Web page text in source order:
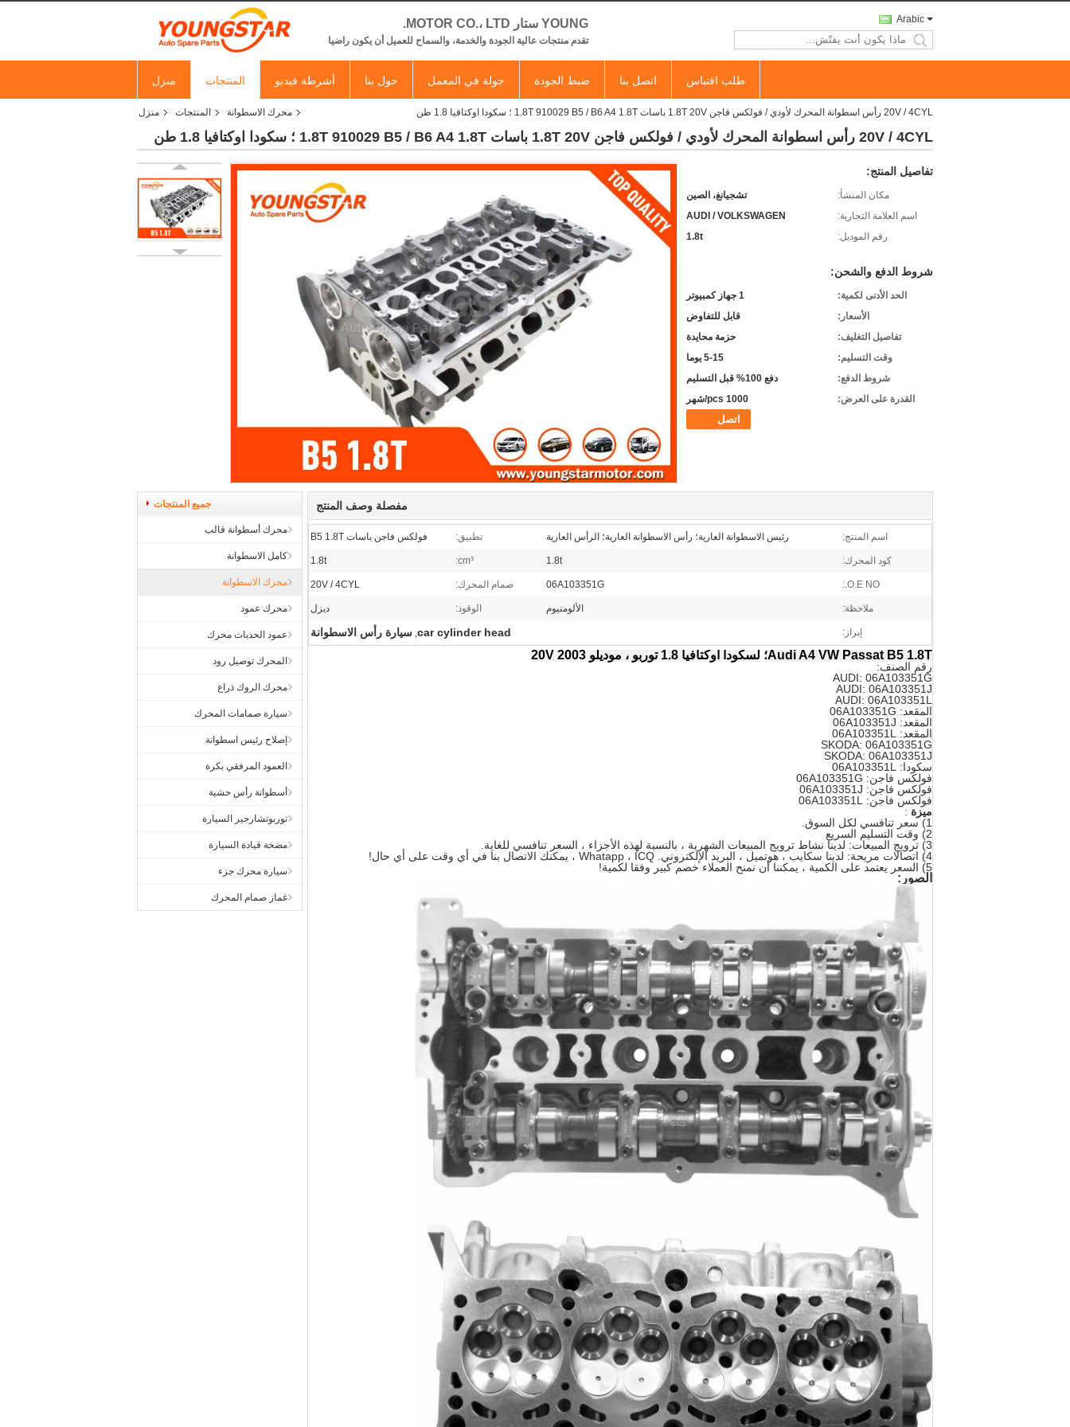
YOUNG ستار MOTOR CO.، LTD.
تقدم منتجات عالية الجودة والخدمة، والسماح للعميل أن يكون راضيا
Arabic
search
منزل المنتجات أشرطة فيديو حول بنا جولة في المعمل ضبط الجودة اتصل بنا طلب اقتباس
منزل المنتجات محرك الاسطوانة 20V / 4CYL رأس اسطوانة المحرك لأودي / فولكس فاجن 1.8T 20V باسات 1.8T 910029 B5 / B6 A4 1.8T ؛ سكودا اوكتافيا 1.8 طن
20V / 4CYL رأس اسطوانة المحرك لأودي / فولكس فاجن 1.8T 20V باسات 1.8T 910029 B5 / B6 A4 1.8T ؛ سكودا اوكتافيا 1.8 طن
تفاصيل المنتج:
مكان المنشأ:
تشجيانغ، الصين
اسم العلامة التجارية:
AUDI / VOLKSWAGEN
رقم الموديل:
1.8t
شروط الدفع والشحن:
الحد الأدنى لكمية:
1 جهاز كمبيوتر
الأسعار:
قابل للتفاوض
تفاصيل التغليف:
حزمة محايدة
وقت التسليم:
5-15 يوما
شروط الدفع:
دفع 100% قبل التسليم
القدرة على العرض:
1000 pcs/شهر
اتصل
جميع المنتجات
محرك أسطوانة قالب
كامل الاسطوانة
محرك الاسطوانة
محرك عمود
عمود الحدبات محرك
المحرك توصيل رود
محرك الروك ذراع
سيارة صمامات المحرك
إصلاح رئيس اسطوانة
العمود المرفقي بكرة
أسطوانة رأس حشية
توربوتشارجير السيارة
مضخة قيادة السيارة
سيارة محرك جزء
غماز صمام المحرك
مفصلة وصف المنتج
اسم المنتج: رئيس الاسطوانة العارية؛ رأس الاسطوانة العارية؛ الرأس العارية تطبيق: فولكس فاجن باسات B5 1.8T
كود المحرك: 1.8t
cm³:
1.8t
O.E NO.:
06A103351G صمام المحرك: 20V / 4CYL
ملاحظة: الألومنيوم الوقود: ديزل
إبراز: car cylinder head
, سيارة رأس الاسطوانة
Audi A4 VW Passat B5 1.8T؛ لسكودا اوكتافيا 1.8 توربو ، موديلو 2003 20V
رقم الصنف:
AUDI: 06A103351G
AUDI: 06A103351J
AUDI: 06A103351L
المقعد: 06A103351G
المقعد: 06A103351J
المقعد: 06A103351L
SKODA: 06A103351G
SKODA: 06A103351J
سكودا: 06A103351L
فولكس فاجن: 06A103351G
فولكس فاجن: 06A103351J
فولكس فاجن: 06A103351L
ميزة :
1) سعر تنافسي لكل السوق.
2) وقت التسليم السريع
3) ترويج المبيعات: لدينا نشاط ترويج المبيعات الشهرية ، بالنسبة لهذه الأجزاء ، السعر تنافسي للغاية.
4) اتصالات مريحة: لدينا سكايب ، هوتميل ، البريد الإلكتروني. Whatapp ، ICQ ، يمكنك الاتصال بنا في أي وقت على أي حال!
5) السعر يعتمد على الكمية ، يمكننا أن نمنح العملاء خصم كبير وفقا لكمية!
الصور: